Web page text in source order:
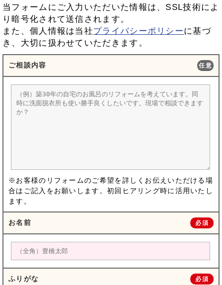
当フォームにご入力いただいた情報は、SSL技術によ
り暗号化されて送信されます。
また、個人情報は当社プライバシーポリシーに基づ
き、大切に扱わせていただきます。
ご相談内容 任意
※お客様のリフォームのご希望を詳しくお伝えいただける場
合はご記入をお願いします。初回ヒアリング時に活用いたし
ます。
お名前 必須
ふりがな 必須